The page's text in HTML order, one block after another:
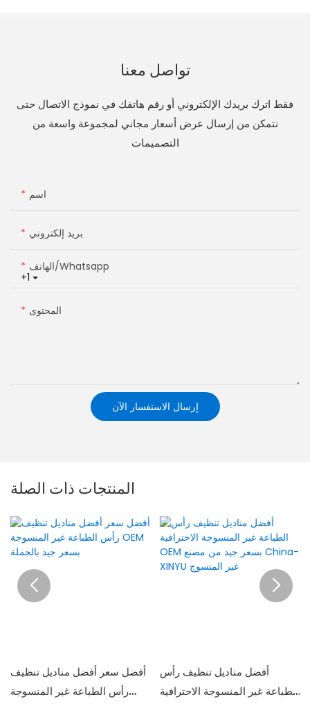
تواصل معنا
فقط اترك بريدك الإلكتروني أو رقم هاتفك في نموذج الاتصال حتى
نتمكن من إرسال عرض أسعار مجاني لمجموعة واسعة من
التصميمات
اسم
بريد إلكتروني
+1
الهاتف/whatsapp
المحتوى
إرسال الاستفسار الآن
المنتجات ذات الصلة
أفضل سعر أفضل مناديل تنظيف
رأس الطباعة غير المنسوجة
أفضل مناديل تنظيف رأس
الطباعة غير المنسوجة الاحترافية